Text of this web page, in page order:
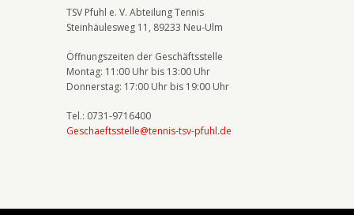
TSV Pfuhl e. V. Abteilung Tennis
Steinhäulesweg 11, 89233 Neu-Ulm
Öffnungszeiten der Geschäftsstelle
Montag: 11:00 Uhr bis 13:00 Uhr
Donnerstag: 17:00 Uhr bis 19:00 Uhr
Tel.: 0731-9716400
Geschaeftsstelle@tennis-tsv-pfuhl.de